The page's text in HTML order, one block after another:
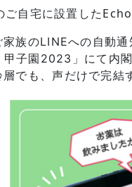
自宅に設置した
族のLINEへの自動通
子園2023」にて内
でも、声だけで完結